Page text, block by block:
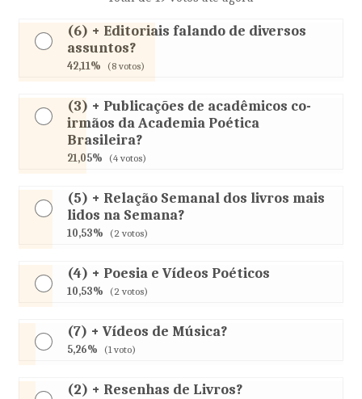
(6) + Editoriais falando de diversos
assuntos?
42,11% (8 votos)
(3) + Publicações de acadêmicos co-
irmãos da Academia Poética
Brasileira?
21,05% (4 votos)
(5) + Relação Semanal dos livros mais
lidos na Semana?
10,53% (2 votos)
(4) + Poesia e Vídeos Poéticos
10,53% (2 votos)
(7) + Vídeos de Música?
5,26% (1 voto)
(2) + Resenhas de Livros?